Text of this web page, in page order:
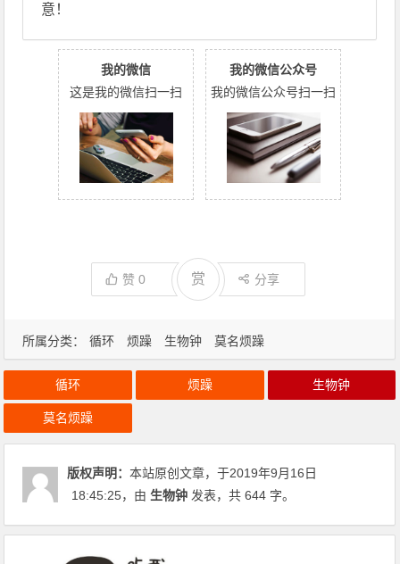
所属分类： 循环 烦躁 生物钟 莫名烦躁
意！
我的微信
这是我的微信扫一扫
我的微信公众号
我的微信公众号扫一扫
赞0 赏 分享
循环 烦躁 生物钟
莫名烦躁
版权声明：本站原创文章，于2019年9月16日
18:45:25，由生物钟 发表，共 644 字。